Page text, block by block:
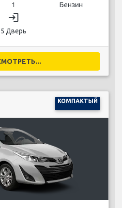
1 Бензин
login
5 Дверь
КОМПАКТЫЙ